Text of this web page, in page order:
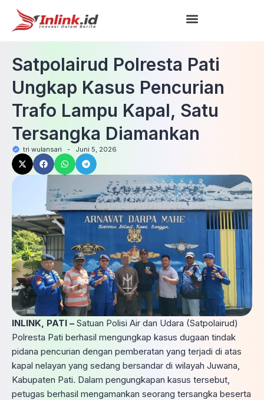
Satpolairud Polresta Pati
Ungkap Kasus Pencurian
Trafo Lampu Kapal, Satu
Tersangka Diamankan
tri wulansari - Juni 5, 2026
INLINK, PATI – Satuan Polisi Air dan Udara (Satpolairud)
Polresta Pati berhasil mengungkap kasus dugaan tindak
pidana pencurian dengan pemberatan yang terjadi di atas
kapal nelayan yang sedang bersandar di wilayah Juwana,
Kabupaten Pati. Dalam pengungkapan kasus tersebut,
petugas berhasil mengamankan seorang tersangka beserta